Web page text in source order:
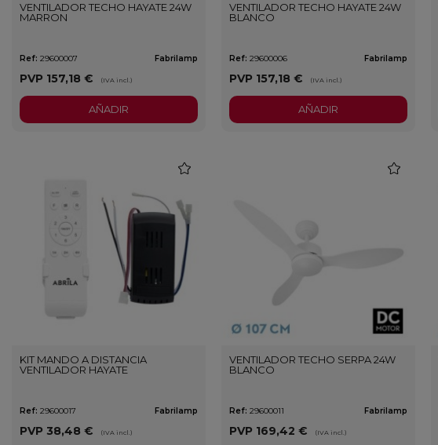
VENTILADOR TECHO HAYATE 24W
MARRON
Ref: 29600007 Fabrilamp
PVP 157,18 € (IVA incl.)
AÑADIR
VENTILADOR TECHO HAYATE 24W
BLANCO
Ref: 29600006 Fabrilamp
PVP 157,18 € (IVA incl.)
AÑADIR
KIT MANDO A DISTANCIA
VENTILADOR HAYATE
Ref: 29600017 Fabrilamp
PVP 38,48 € (IVA incl.)
favorite
VENTILADOR TECHO SERPA 24W
BLANCO
Ref: 29600011 Fabrilamp
PVP 169,42 € (IVA incl.)
favorite